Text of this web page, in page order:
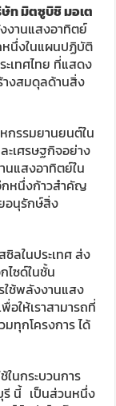
ษัท มิตซูบิชิ มอเต
งานแสงอาทิตย์
หนึ่งในแผนปฏิบัติ
เทศไทย ที่แสดง
างสมดุลด้านสิ่ง
กรรมยานยนต์ใน
ะเศรษฐกิจอย่าง
นแสงอาทิตย์ใน
กหนึ่งก้าวสำคัญ
อนุรักษ์สิ่ง
ลในประเทศ ส่ง
ไซด์ในชั้น
ใช้พลังงานแสง
อให้เราสามารถที่
ทุกโครงการ ได้
นกระบวนการ
นี้ เป็นส่วนหนึ่ง